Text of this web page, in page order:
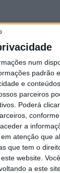
num
padrão
e
parceiros
Poderá
a
em atenção que
que tem o
website.
a este